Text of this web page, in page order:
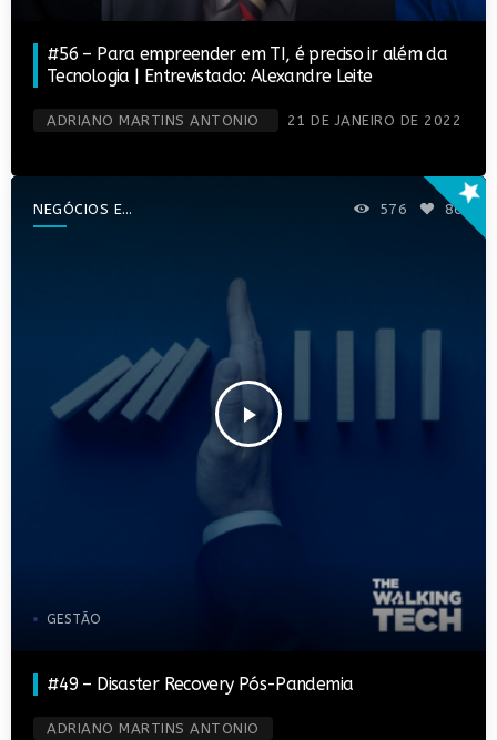
#56 – Para empreender em TI, é preciso ir além da
Tecnologia | Entrevistado: Alexandre Leite
ADRIANO MARTINS ANTONIO 21 DE JANEIRO DE 2022
NEGÓCIOS E
EMPREENDEDORISMO
play_arrow
576 86
GESTÃO
star
#49 – Disaster Recovery Pós-Pandemia
ADRIANO MARTINS ANTONIO